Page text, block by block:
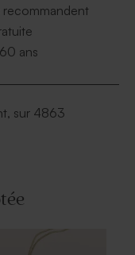
recommandent
ans
sur 4863